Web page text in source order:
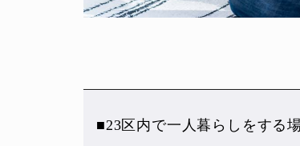
■23区内で一人暮らしをする